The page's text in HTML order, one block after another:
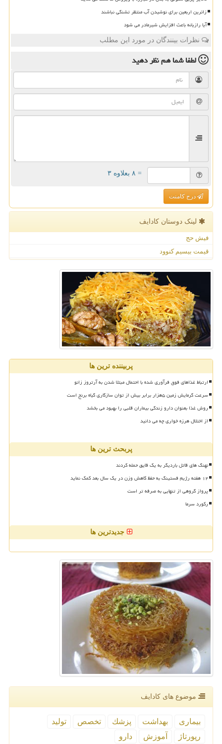
زائرین اربعین برای نوشیدن آب منتظر تشنگی نباشند
آیا رازیانه باعث افزایش شیرمادر می شود
نظرات بینندگان در مورد این مطلب
لطفا شما همنظر دهید
= ۸ بعلاوه ۳
درج کامنت
لینک دوستان كادایف
فیش حج
قیمت بیسیم کنوود
پربیننده ترین ها
ارتباط غذاهای فوق فرآوری شده با احتمال مبتلا شدن به آرتروز زانو
سرعت گرمایش زمین ۵هزار برابر بیش از توان سازگاری گیاه برنج است
روش غذا بعنوان دارو زندگی بیماران قلبی را بهبود می بخشد
از اختلال هرزه خواری چه می دانید
پربحث ترین ها
نهنگ های قاتل باردیگر به یک قایق حمله کردند
۱۲ هفته رژیم فستینگ به حفظ کاهش وزن در یک سال بعد کمک نماید
پرواز گروهی از تنهایی به صرفه تر است
رکورد سرما
جدیدترین ها
موضوع های كادایف
بیماری بهداشت پزشك تخصص
تولید
رپورتاژ
آموزش دارو